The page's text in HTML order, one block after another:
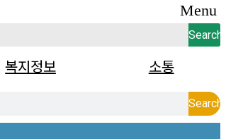
Menu
Search
복지정보 소통
Search